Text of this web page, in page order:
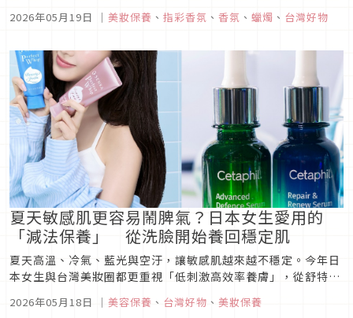
植物圖鑑香調，打造日系乾淨輕盈的居家香氛儀式感。
2026年05月19日 ｜ 美妝保養 、 指彩香氛 、 香氛 、 蠟燭 、 台灣好物
夏天敏感肌更容易鬧脾氣？日本女生愛用的
「減法保養」 從洗臉開始養回穩定肌
夏天高溫、冷氣、藍光與空汙，讓敏感肌越來越不穩定。今年日
本女生與台灣美妝圈都更重視「低刺激高效率養膚」，從舒特膚
溫和方式養出穩定透亮原生肌。
2026年05月18日 ｜ 美容保養 、 台灣好物 、 美妝保養